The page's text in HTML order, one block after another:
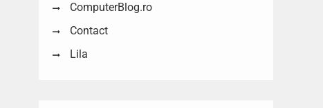
ComputerBlog.ro
Contact
Lila